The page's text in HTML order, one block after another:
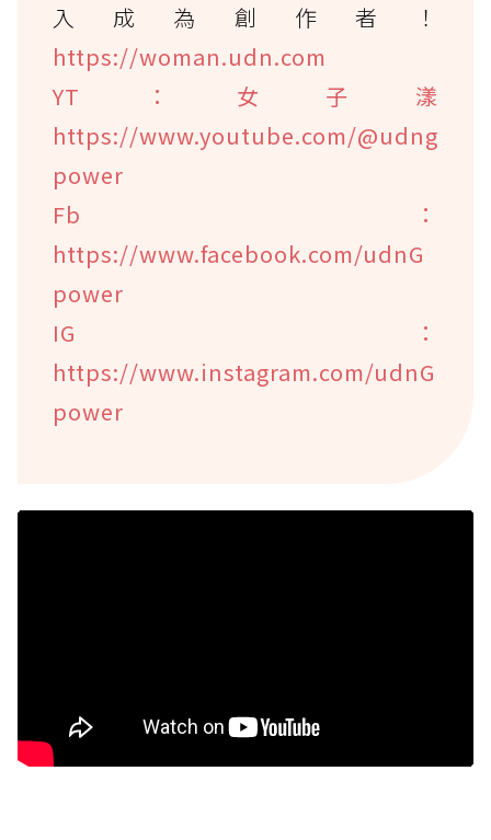
入成為創作者！
https://woman.udn.com
YT：女子漾
https://www.youtube.com/@udng
power
Fb：
https://www.facebook.com/udnG
power
IG：
https://www.instagram.com/udnG
power